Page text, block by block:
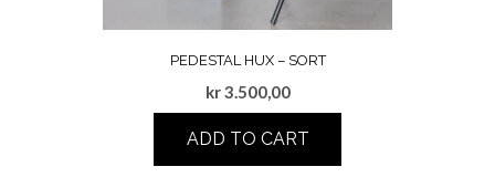
PEDESTAL HUX – SORT
kr3.500,00
ADD TO CART